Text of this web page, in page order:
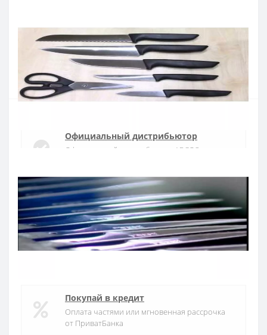
Купить в один клик
Введите номер телефона и мы перезвоним
Купить
Официальный дистрибьютор
Официальный дистрибьютор ARCOS в
Быстрая доставка
Доставка в течении 1-3 дней по Украине
Гарантия качества
Покупай в кредит
Оплата частями или мгновенная рассрочка
от ПриватБанка